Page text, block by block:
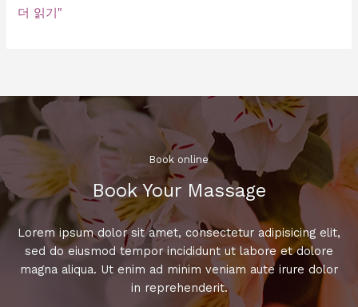
양
나
부
르
방
법!
더 읽기"
Book online​
Book Your Massage​
Lorem ipsum dolor sit amet, consectetur adipisicing elit,
sed do eiusmod tempor incididunt ut labore et dolore
magna aliqua. Ut enim ad minim veniam aute irure dolor
in reprehenderit.